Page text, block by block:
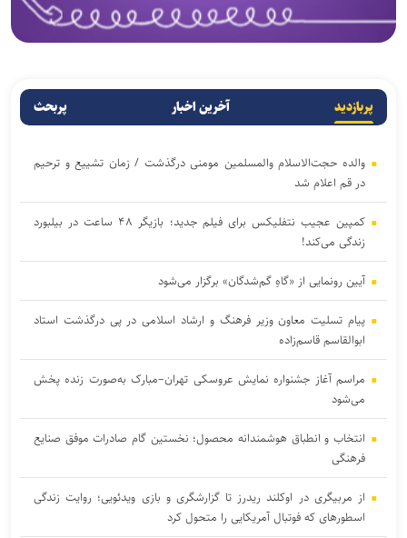
پربازدید آخرین اخبار پربحث
والده حجت‌الاسلام والمسلمین مومنی درگذشت / زمان تشییع و ترحیم
در قم اعلام شد
کمپین عجیب نتفلیکس برای فیلم جدید؛ بازیگر ۴۸ ساعت در بیلبورد
زندگی می‌کند!
آیین رونمایی از «گاهِ گم‌شدگان» برگزار می‌شود
پیام تسلیت معاون وزیر فرهنگ و ارشاد اسلامی در پی درگذشت استاد
ابوالقاسم قاسم‌زاده
مراسم آغاز جشنواره نمایش عروسکی تهران–مبارک به‌صورت زنده پخش
می‌شود
انتخاب و انطباق هوشمندانه محصول؛ نخستین گام صادرات موفق صنایع
فرهنگی
از مربیگری در اوکلند ریدرز تا گزارشگری و بازی ویدئویی؛ روایت زندگی
اسطورهای که فوتبال آمریکایی را متحول کرد